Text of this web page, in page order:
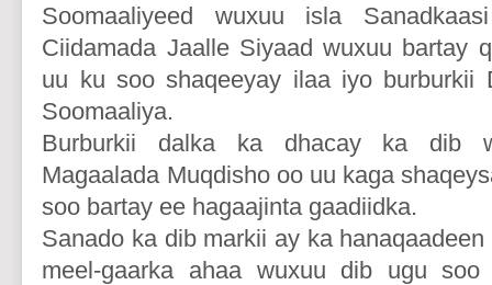
Soomaaliyeed wuxuu isla
Ciidamada Jaalle Siyaad wuxuu bartay
uu ku soo shaqeeyay ilaa iyo burburkii
Soomaaliya.
Burburkii dalka ka dhacay ka dib
Magaalada Muqdisho oo uu kaga
soo bartay ee hagaajinta gaadiidka.
Sanado ka dib markii ay ka
meel-gaarka ahaa wuxuu dib ugu soo